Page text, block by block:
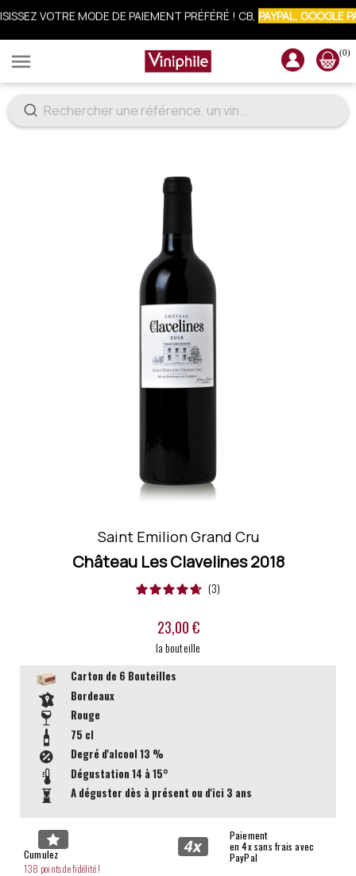
VOUS À LA NEWSLETTER : 10% OFFERTS SUR VOTRE
 (0)
Saint Emilion Grand Cru
Château Les Clavelines2018
3
23,00 €
la bouteille
Carton de 6 Bouteilles
Bordeaux
Rouge
75 cl
Degré d'alcool 13 %
Dégustation 14 à 15°
A déguster dès à présent ou d'ici 3 ans
Cumulez
138 points de fidélité !
Paiement
en 4x sans frais avec
PayPal